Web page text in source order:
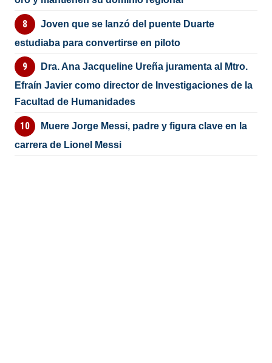
Joven que se lanzó del puente Duarte
estudiaba para convertirse en piloto
Dra. Ana Jacqueline Ureña juramenta al Mtro.
Efraín Javier como director de Investigaciones de la
Facultad de Humanidades
Muere Jorge Messi, padre y figura clave en la
carrera de Lionel Messi